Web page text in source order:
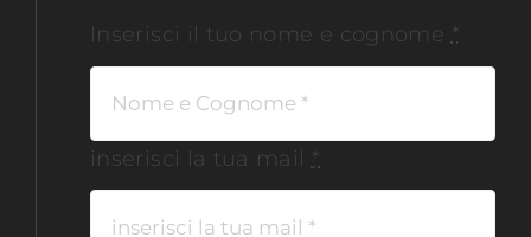
Inserisci il tuo nome e cognome *
inserisci la tua mail *